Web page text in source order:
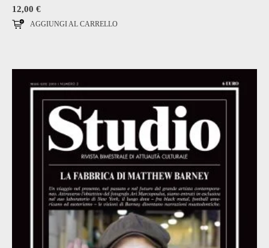
12,00 €
AGGIUNGI AL CARRELLO